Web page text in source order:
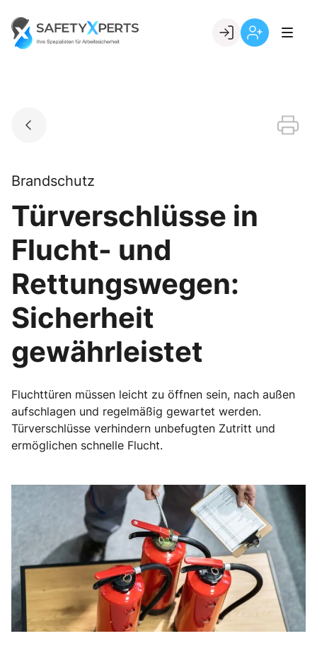
content
Go to landing page.
Brandschutz
Türverschlüsse in
Flucht- und
Rettungswegen:
Sicherheit
gewährleistet
Fluchttüren müssen leicht zu öffnen sein, nach außen
aufschlagen und regelmäßig gewartet werden.
Türverschlüsse verhindern unbefugten Zutritt und
ermöglichen schnelle Flucht.